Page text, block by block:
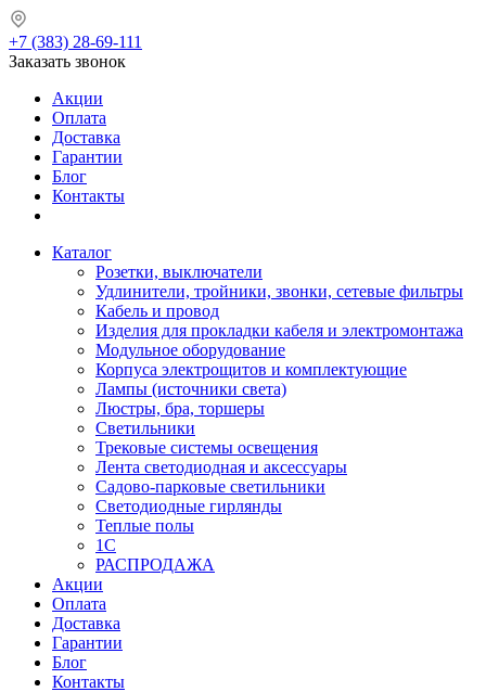
+7 (383) 28-69-111
Заказать звонок
Акции
Оплата
Доставка
Гарантии
Блог
Контакты
Каталог
Розетки, выключатели
Удлинители, тройники, звонки, сетевые фильтры
Кабель и провод
Изделия для прокладки кабеля и электромонтажа
Модульное оборудование
Корпуса электрощитов и комплектующие
Лампы (источники света)
Люстры, бра, торшеры
Светильники
Трековые системы освещения
Лента светодиодная и аксессуары
Садово-парковые светильники
Светодиодные гирлянды
Теплые полы
1С
РАСПРОДАЖА
Акции
Оплата
Доставка
Гарантии
Блог
Контакты